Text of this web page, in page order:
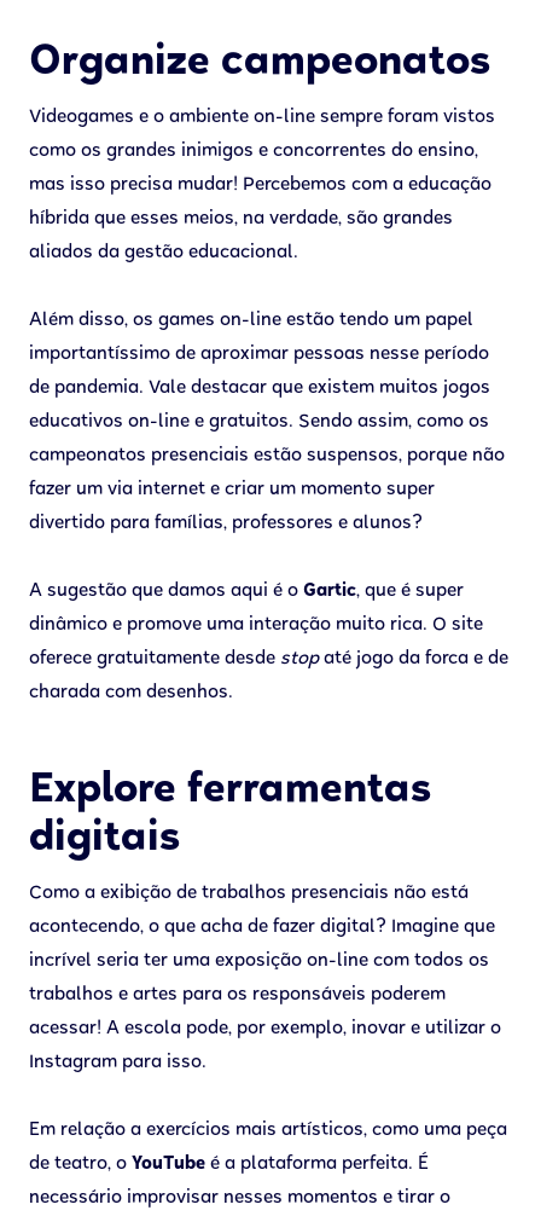
Organize campeonatos
Videogames e o ambiente on-line sempre foram vistos
como os grandes inimigos e concorrentes do ensino,
mas isso precisa mudar! Percebemos com a educação
híbrida que esses meios, na verdade, são grandes
aliados da gestão educacional.
Além disso, os games on-line estão tendo um papel
importantíssimo de aproximar pessoas nesse período
de pandemia. Vale destacar que existem muitos jogos
educativos on-line e gratuitos. Sendo assim, como os
campeonatos presenciais estão suspensos, porque não
fazer um via internet e criar um momento super
divertido para famílias, professores e alunos?
A sugestão que damos aqui é o Gartic, que é super
dinâmico e promove uma interação muito rica. O site
oferece gratuitamente desde stopaté jogo da forca e de
charada com desenhos.
Explore ferramentas
digitais
Como a exibição de trabalhos presenciais não está
acontecendo, o que acha de fazer digital? Imagine que
incrível seria ter uma exposição on-line com todos os
trabalhos e artes para os responsáveis poderem
acessar! A escola pode, por exemplo, inovar e utilizar o
Instagram para isso.
Em relação a exercícios mais artísticos, como uma peça
de teatro, o YouTube é a plataforma perfeita. É
necessário improvisar nesses momentos e tirar o